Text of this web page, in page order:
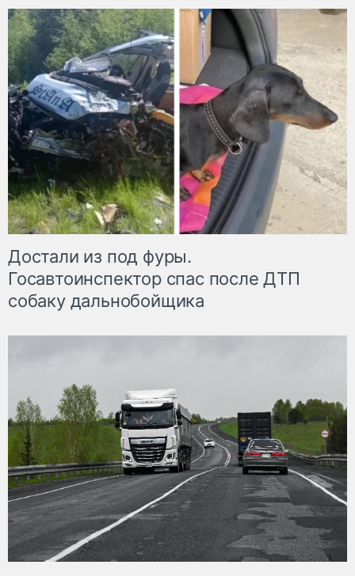
Достали из под фуры.
Госавтоинспектор спас после ДТП
собаку дальнобойщика